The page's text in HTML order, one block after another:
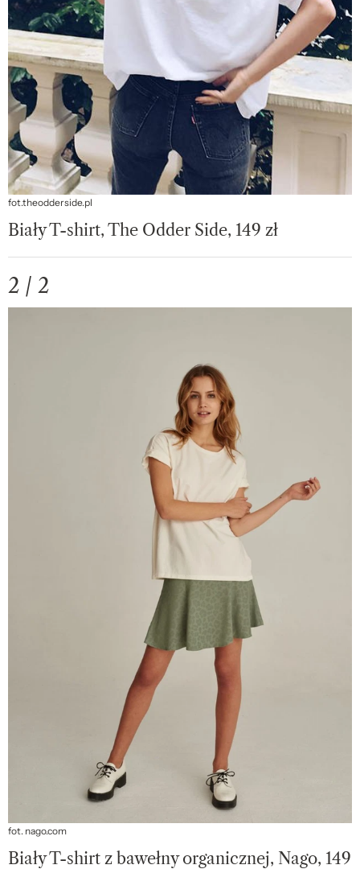
fot.theodderside.pl
Biały T-shirt, The Odder Side, 149 zł
2 / 2
fot. nago.com
Biały T-shirt z bawełny organicznej, Nago, 149